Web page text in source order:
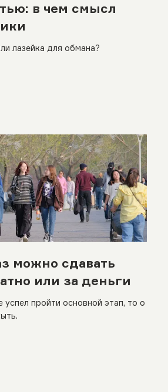
в чем смысл
лазейка для обмана?
можно сдавать
или за деньги
успел пройти основной этап, то о